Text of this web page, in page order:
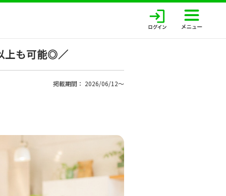
上も可能◎／
掲載期間： 2026/06/12〜